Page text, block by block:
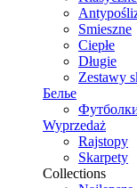
Smieszne
Ciepłe
Długie
Zestawy
Белье
Wyprzedaż
Rajstopy
Skarpety
Collections